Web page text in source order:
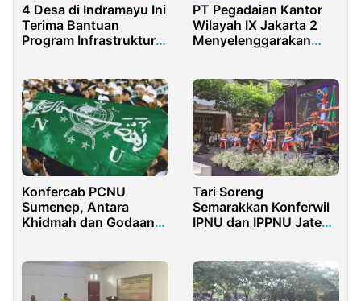
4 Desa di Indramayu Ini
Terima Bantuan
Program Infrastruktur
Rp6,3 Miliar
PT Pegadaian Kantor
Wilayah IX Jakarta 2
Menyelenggarakan
Konfercab PCNU
Sumenep, Antara
Khidmah dan Godaan
Tari Soreng
Semarakkan Konferwil
IPNU dan IPPNU Jateng